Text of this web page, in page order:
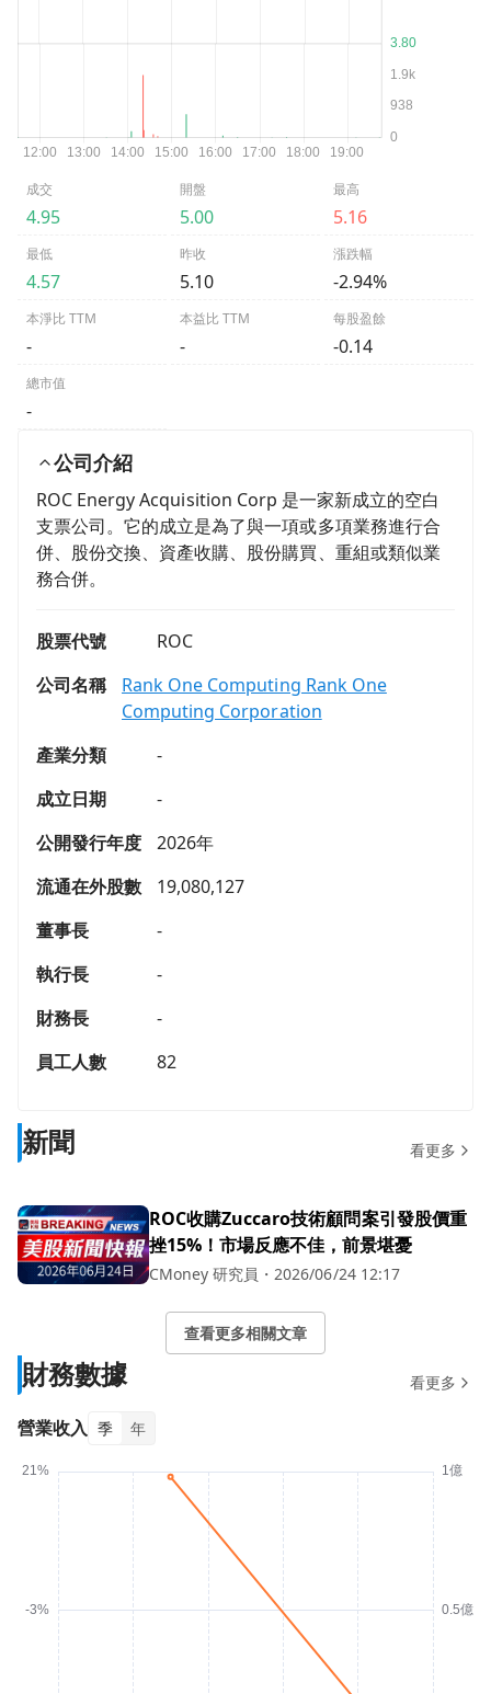
成交
4.95
開盤
5.00
最高
5.16
最低
4.57
昨收
5.10
漲跌幅
-2.94%
本淨比 TTM
-
本益比 TTM
-
每股盈餘
-0.14
總市值
-
公司介紹
ROC Energy Acquisition Corp 是一家新成立的空白
支票公司。它的成立是為了與一項或多項業務進行合
併、股份交換、資產收購、股份購買、重組或類似業
務合併。
股票代號
ROC
公司名稱
Rank One Computing Rank One
Computing Corporation
產業分類
-
成立日期
-
公開發行年度
2026年
流通在外股數
19,080,127
董事長
-
執行長
-
財務長
-
員工人數
82
新聞 看更多
ROC收購Zuccaro技術顧問案引發股價重
挫15%！市場反應不佳，前景堪憂
CMoney 研究員 ・ 2026/06/24 12:17
查看更多相關文章
財務數據 看更多
營業收入 季 年